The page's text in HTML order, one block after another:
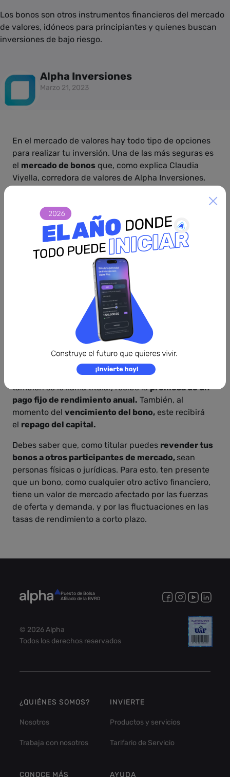
Los bonos son otros instrumentos financieros del mercado
de valores, idóneos para principiantes y quienes buscan
inversiones de bajo riesgo.
Alpha Inversiones
Marzo 21, 2023
En el mercado de valores hay todo tipo de opciones
para realizar tu inversión. Una de las más seguras es
el mercado de bonos que, como explica Claudia
Viyella, corredora de valores de Alpha Inversiones,
quienes buscan inversiones de bajo riesgo.
Conoce en detalle el mercado de bonos
Si tienes interés en invertir en el mercado de bonos,
conviene que sepas que estos son
En este, los participantes compran y venden
estos instrumentos, que son emitidos por entidades
gubernamentales y corporativas, con el objetivo
levantar capital para sus operaciones y
financiamiento. Estas inversiones se realizan a
puesto de bolsa autorizado para
operar en el mercado de valores.
Con la compra de estos, el inversionista, al que
también se le llama titular, recibe lapromesa de un
pago fijo de rendimiento anual. También, al
momento del vencimiento del bono, este recibirá
el repago del capital.
Debes saber que, como titular puedes revender tus
bonos a otros participantes de mercado, sean
personas físicas o jurídicas. Para esto, ten presente
que un bono, como cualquier otro activo financiero,
tiene un valor de mercado afectado por las fuerzas
de oferta y demanda, y por las fluctuaciones en las
tasas de rendimiento a corto plazo.
Puesto de Bolsa
Afiliado de la BVRD
© 2026 Alpha
Todos los derechos reservados
¿QUIÉNES SOMOS?
Nosotros
Trabaja con nosotros
INVIERTE
Productos y servicios
Tarifario de Servicio
CONOCE MÁS AYUDA